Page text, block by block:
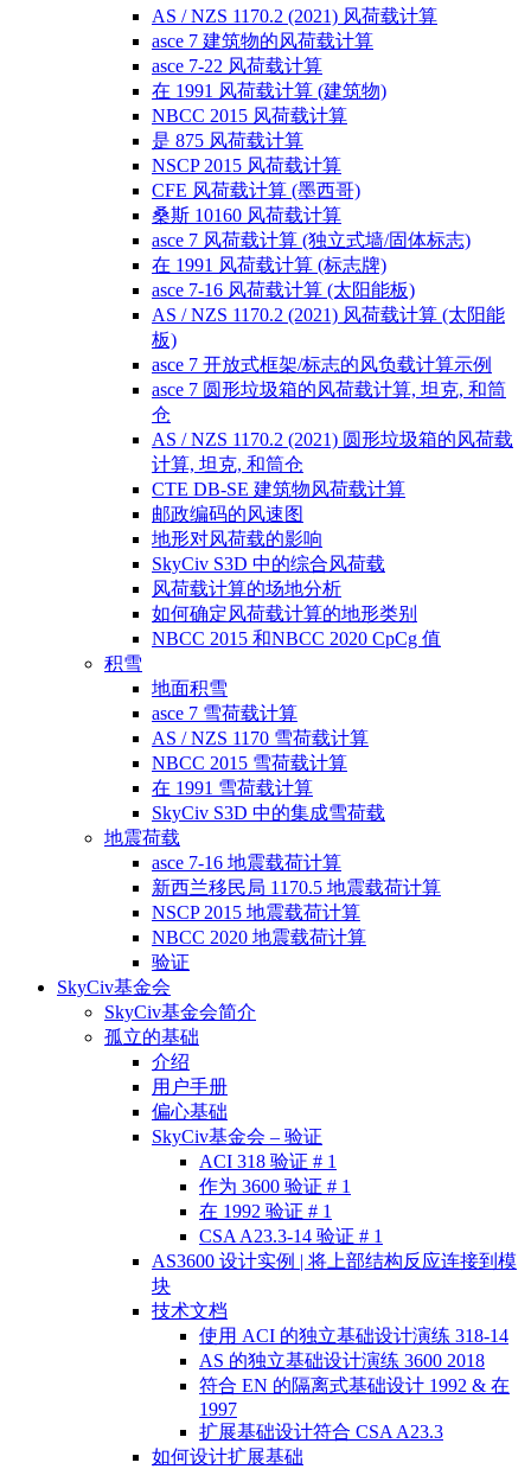
AS / NZS 1170.2 (2021) 风荷载计算
asce 7 建筑物的风荷载计算
asce 7-22 风荷载计算
在 1991 风荷载计算 (建筑物)
NBCC 2015 风荷载计算
是 875 风荷载计算
NSCP 2015 风荷载计算
CFE 风荷载计算 (墨西哥)
桑斯 10160 风荷载计算
asce 7 风荷载计算 (独立式墙/固体标志)
在 1991 风荷载计算 (标志牌)
asce 7-16 风荷载计算 (太阳能板)
AS / NZS 1170.2 (2021) 风荷载计算 (太阳能
板)
asce 7 开放式框架/标志的风负载计算示例
asce 7 圆形垃圾箱的风荷载计算, 坦克, 和筒
仓
AS / NZS 1170.2 (2021) 圆形垃圾箱的风荷载
计算, 坦克, 和筒仓
CTE DB-SE 建筑物风荷载计算
邮政编码的风速图
地形对风荷载的影响
SkyCiv S3D 中的综合风荷载
风荷载计算的场地分析
如何确定风荷载计算的地形类别
NBCC 2015 和NBCC 2020 CpCg 值
积雪
地面积雪
asce 7 雪荷载计算
AS / NZS 1170 雪荷载计算
NBCC 2015 雪荷载计算
在 1991 雪荷载计算
SkyCiv S3D 中的集成雪荷载
地震荷载
asce 7-16 地震载荷计算
新西兰移民局 1170.5 地震载荷计算
NSCP 2015 地震载荷计算
NBCC 2020 地震载荷计算
验证
SkyCiv基金会
SkyCiv基金会简介
孤立的基础
介绍
用户手册
偏心基础
SkyCiv基金会 – 验证
ACI 318 验证 # 1
作为 3600 验证 # 1
在 1992 验证 # 1
CSA A23.3-14 验证 # 1
AS3600 设计实例 | 将上部结构反应连接到模
块
技术文档
使用 ACI 的独立基础设计演练 318-14
AS 的独立基础设计演练 3600 2018
符合 EN 的隔离式基础设计 1992 & 在
1997
扩展基础设计符合 CSA A23.3
如何设计扩展基础